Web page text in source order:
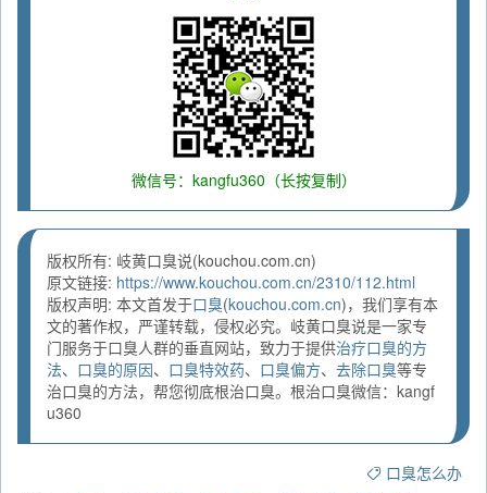
微信号：kangfu360（长按复制）
版权所有: 岐黄口臭说(kouchou.com.cn)
原文链接: https://www.kouchou.com.cn/2310/112.html
版权声明: 本文首发于口臭(kouchou.com.cn)，我们享有本
文的著作权，严谨转载，侵权必究。岐黄口臭说是一家专
门服务于口臭人群的垂直网站，致力于提供治疗口臭的方
法、 口臭的原因、 口臭特效药、 口臭偏方、 去除口臭等专
治口臭的方法，帮您彻底根治口臭。根治口臭微信：kangf
u360
口臭怎么办